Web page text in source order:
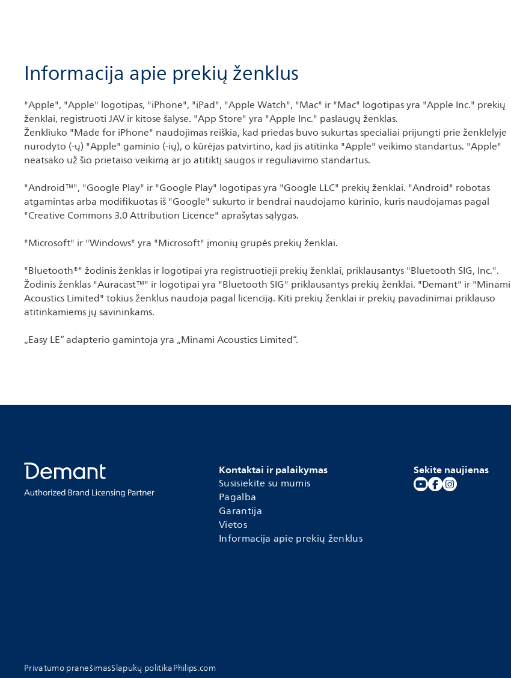
Informacija apie prekių ženklus
"Apple", "Apple" logotipas, "iPhone", "iPad", "Apple Watch", "Mac" ir "Mac" logotipas yra "Apple Inc." prekių
ženklai, registruoti JAV ir kitose šalyse. "App Store" yra "Apple Inc." paslaugų ženklas.
Ženkliuko "Made for iPhone" naudojimas reiškia, kad priedas buvo sukurtas specialiai prijungti prie ženklelyje
nurodyto (-ų) "Apple" gaminio (-ių), o kūrėjas patvirtino, kad jis atitinka "Apple" veikimo standartus. "Apple"
neatsako už šio prietaiso veikimą ar jo atitiktį saugos ir reguliavimo standartus.
"Android™", "Google Play" ir "Google Play" logotipas yra "Google LLC" prekių ženklai. "Android" robotas
atgamintas arba modifikuotas iš "Google" sukurto ir bendrai naudojamo kūrinio, kuris naudojamas pagal
"Creative Commons 3.0 Attribution Licence" aprašytas sąlygas.
"Microsoft" ir "Windows" yra "Microsoft" įmonių grupės prekių ženklai.
"Bluetooth®" žodinis ženklas ir logotipai yra registruotieji prekių ženklai, priklausantys "Bluetooth SIG, Inc.".
Žodinis ženklas "Auracast™" ir logotipai yra "Bluetooth SIG" priklausantys prekių ženklai. "Demant" ir "Minami
Acoustics Limited" tokius ženklus naudoja pagal licenciją. Kiti prekių ženklai ir prekių pavadinimai priklauso
atitinkamiems jų savininkams.
„Easy LE“ adapterio gamintoja yra „Minami Acoustics Limited“.
Kontaktai ir palaikymas
Susisiekite su mumis
Pagalba
Garantija
Vietos
Informacija apie prekių ženklus
Sekite naujienas
Privatumo pranešimasSlapukų politikaPhilips.com